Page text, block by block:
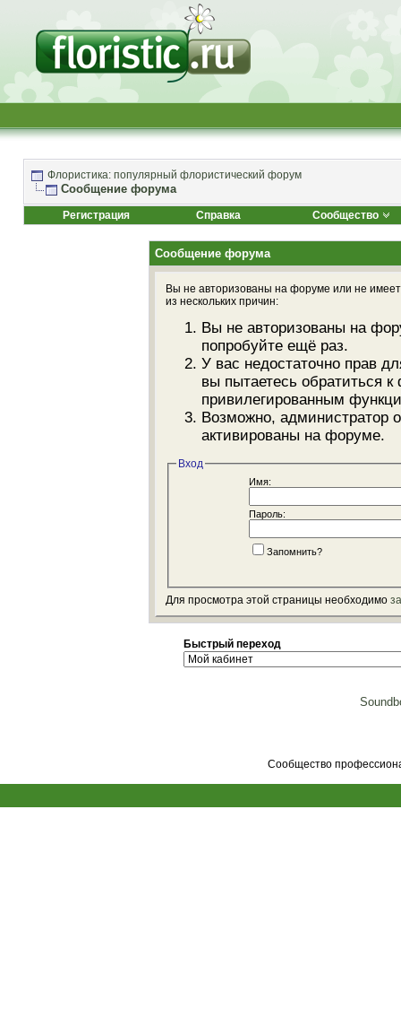
Флористика: популярный флористический форум
Сообщение форума
Регистрация Справка Сообщество
Сообщение форума
Вы не авторизованы на форуме или не
из нескольких причин:
Вы не авторизованы на
попробуйте ещё раз.
У вас недостаточно прав
вы пытаетесь обратиться
привилегированным
Возможно, администратор
активированы на форуме.
Вход
Имя:
Пароль:
Запомнить?
Для просмотра этой страницы необходимо
Быстрый переход
Сообщество